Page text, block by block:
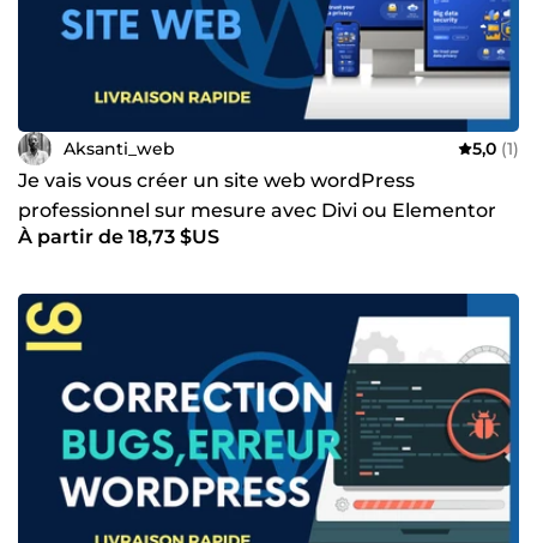
Aksanti_web 5,0 (1)
Je vais vous créer un site web wordPress
professionnel sur mesure avec Divi ou Elementor
À partir de 18,73 $US